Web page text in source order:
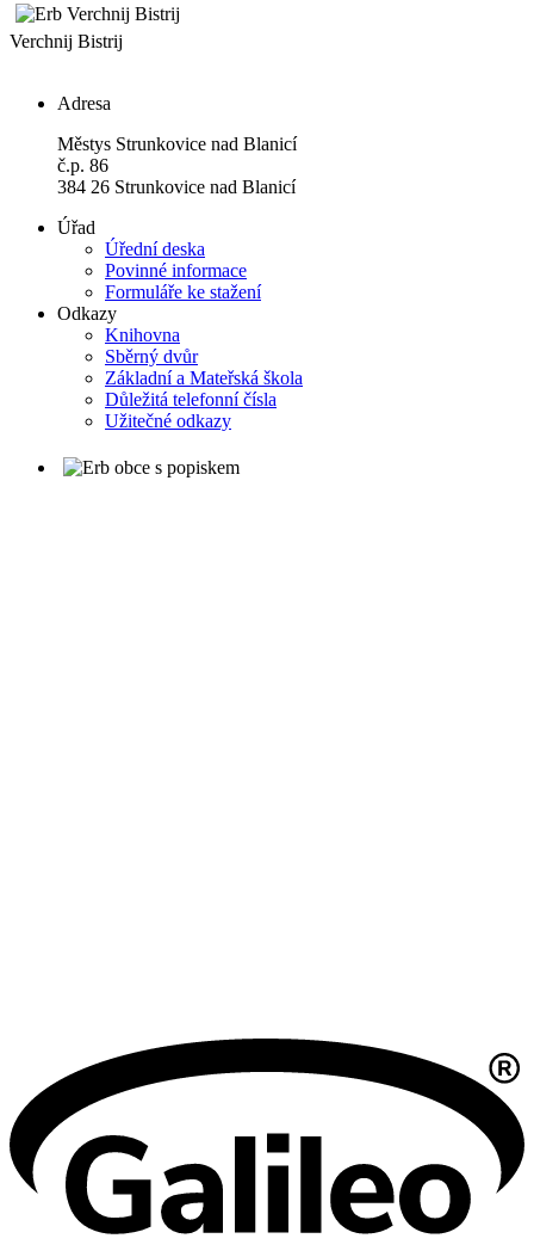
Verchnij Bistrij
Adresa
Městys Strunkovice nad Blanicí
č.p. 86
384 26 Strunkovice nad Blanicí
Úřad
Úřední deska
Povinné informace
Formuláře ke stažení
Odkazy
Knihovna
Sběrný dvůr
Základní a Mateřská škola
Důležitá telefonní čísla
Užitečné odkazy